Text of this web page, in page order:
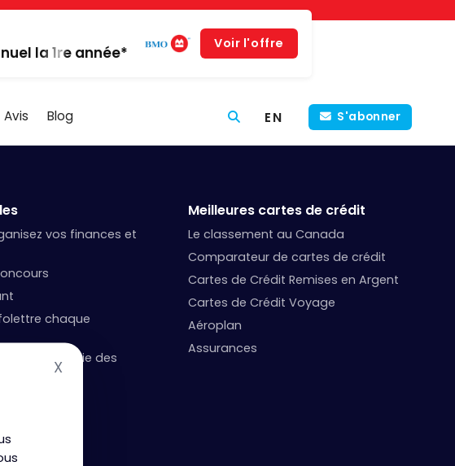
XMasquer le bandeau des cookies
la 1re année*
Voir l'offre
Avis Blog EN S'abonner
vos finances et
chaque
– La Magie des
Meilleures cartes de crédit
Le classement au Canada
Comparateur de cartes de crédit
Cartes de Crédit Remises en Argent
Cartes de Crédit Voyage
Aéroplan
Assurances